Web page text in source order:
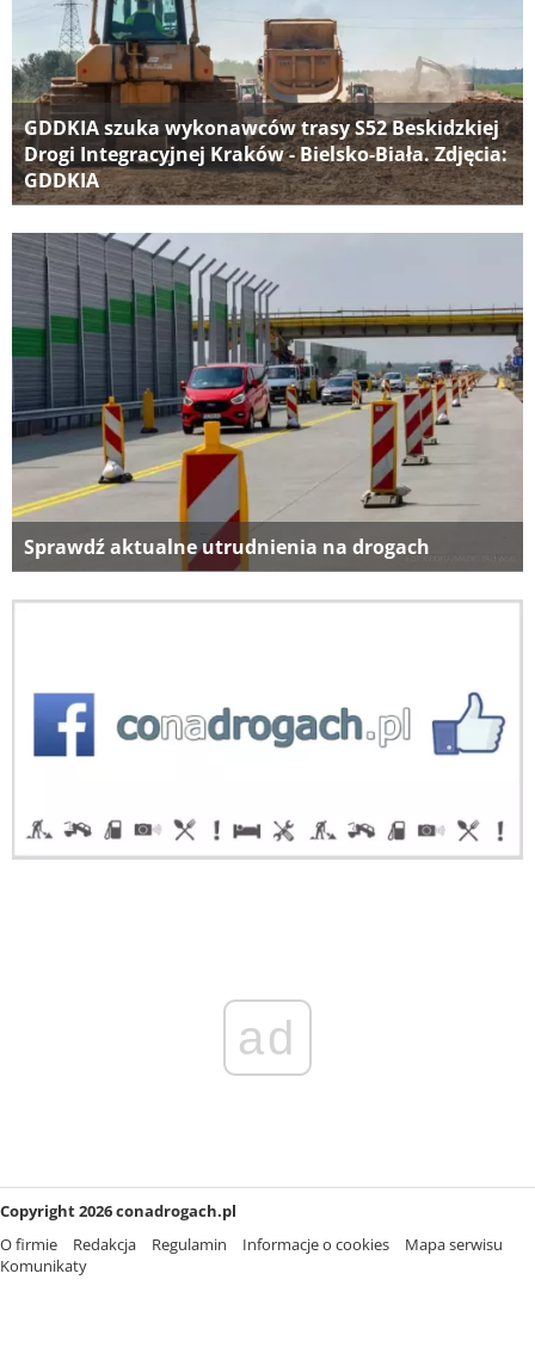
GDDKIA szuka wykonawców trasy S52 Beskidzkiej
Drogi Integracyjnej Kraków - Bielsko-Biała. Zdjęcia:
GDDKIA
Sprawdź aktualne utrudnienia na drogach
ad
Copyright 2026 conadrogach.pl
O firmie
Redakcja Regulamin Informacje o cookies
Mapa serwisu
Komunikaty